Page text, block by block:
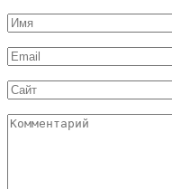
Имя
*
Email
*
Сайт
Комментарий